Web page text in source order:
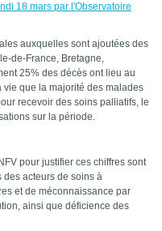
18 mars par l'Observatoire
auxquelles sont ajoutées des
de-France, Bretagne,
25% des décès ont lieu au
que la majorité des malades
recevoir des soins palliatifs, le
sur la période.
pour justifier ces chiffres sont
acteurs de soins à
et de méconnaissance par
ainsi que déficience des